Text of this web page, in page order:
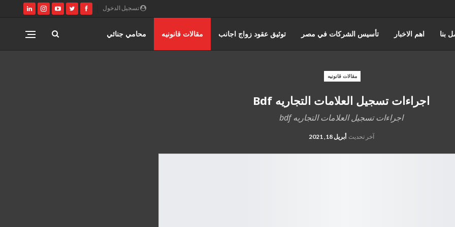
تسجيل الدخول
بنا اهم الاخبار تأسيس الشركات في مصر توثيق عقود زواج اجانب مقالات قانونيه محامي جنائي
والقضاء الاداري القانون المصري محامي مدني قضايا الجمارك
مقالات قانونيه
اجراءات تسجيل العلامات التجاريه Bdf
اجراءات تسجيل العلامات التجاريه bdf
آخر تحديث أبريل 18, 2021